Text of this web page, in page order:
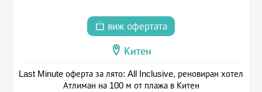
виж офертата
Китен
Last Minute оферта за лято: All Inclusive, реновиран хотел
Атлиман на 100 м от плажа в Китен